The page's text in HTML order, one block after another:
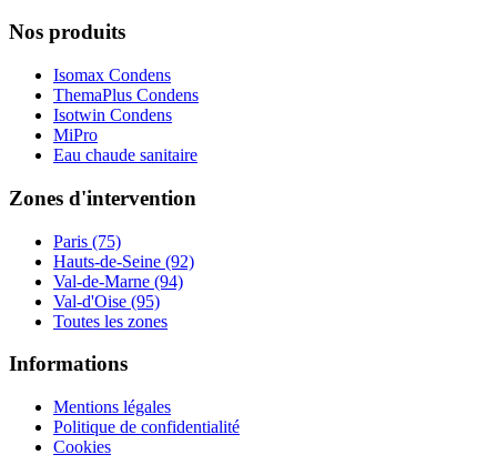
Nos produits
Isomax Condens
ThemaPlus Condens
Isotwin Condens
MiPro
Eau chaude sanitaire
Zones d'intervention
Paris (75)
Hauts-de-Seine (92)
Val-de-Marne (94)
Val-d'Oise (95)
Toutes les zones
Informations
Mentions légales
Politique de confidentialité
Cookies